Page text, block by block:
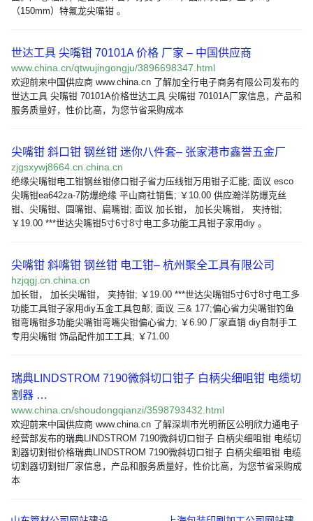
（150mm）特氟龙尖嘴钳 。
世达工具 尖嘴钳 70101A 价格 厂家 – 中国供应商
www.china.cn/qtwujingongju/3896698347.html
欢迎前来中国供应商 www.china.cn 了解加全行电子商务有限公司发布的
世达工具 尖嘴钳 70101A价格世达工具 尖嘴钳 70101A厂家信息，产品和
服务质量好，性价比高，为您节省采购成本
尖嘴钳 斜口钳 钢丝钳 迷你八件套– 张家港市鑫誉五金厂
zjgsxywj8664.cn.china.cn
绝缘尖嘴钳电工钳钢丝钳修口钳子省力压线钳万用钳子汇能; 面议 esco
尖嘴钳ea642za-7防爆绝缘 平山商社销售; ￥10.00 供应瀚洋防爆克丝
钳、尖嘴钳、圆嘴钳、扁嘴钳; 面议 加长钳， 加长尖嘴钳， 夹持钳;
￥19.00 ***世达尖嘴钳5寸6寸8寸电工多功能工具钳子家用diy 。
尖嘴钳 斜嘴钳 钢丝钳 电工钳– 杭州聚全工具有限公司
hzjqgj.cn.china.cn
加长钳， 加长尖嘴钳， 夹持钳; ￥19.00 ***世达尖嘴钳5寸6寸8寸电工多
功能工具钳子家用diy五金工具包邮; 面议 三& 177;偏心省力尖嘴钳钓鱼
钳弯嘴钳多功能尖嘴钳弯嘴尖钳偏心省力; ￥6.90 厂家直销 diy自制手工
专用尖嘴钳 饰品配件加工工具; ￥71.00
瑞典LINDSTROM 7190微斜切口钳子 白柄尖细咀钳 电缆切
割器 …
www.china.cn/shoudongqianzi/3598793432.html
欢迎前来中国供应商 www.china.cn 了解深圳市光明新区公明欣力通电子
经营部发布的瑞典LINDSTROM 7190微斜切口钳子 白柄尖细咀钳 电缆切
割器切割钳价格瑞典LINDSTROM 7190微斜切口钳子 白柄尖细咀钳 电缆
切割器切割钳厂家信息，产品和服务质量好，性价比高，为您节省采购成
本